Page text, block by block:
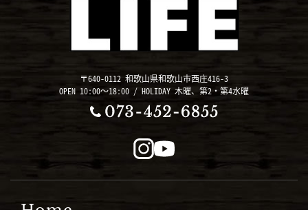
〒640-0112 和歌山県和歌山市西庄416-3
OPEN 10:00～18:00 / HOLIDAY 木曜、第2・第4水曜